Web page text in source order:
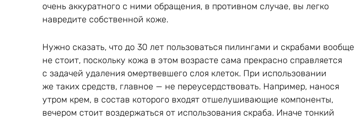
очень аккуратного с ними обращения, в противном случае, вы легко
навредите собственной коже.
Нужно сказать, что до 30 лет пользоваться пилингами и скрабами вообще
не стоит, поскольку кожа в этом возрасте сама прекрасно справляется
с задачей удаления омертвевшего слоя клеток. При использовании
же таких средств, главное — не переусердствовать. Например, нанося
утром крем, в состав которого входят отшелушивающие компоненты,
вечером стоит воздержаться от использования скраба. Иначе тонкий